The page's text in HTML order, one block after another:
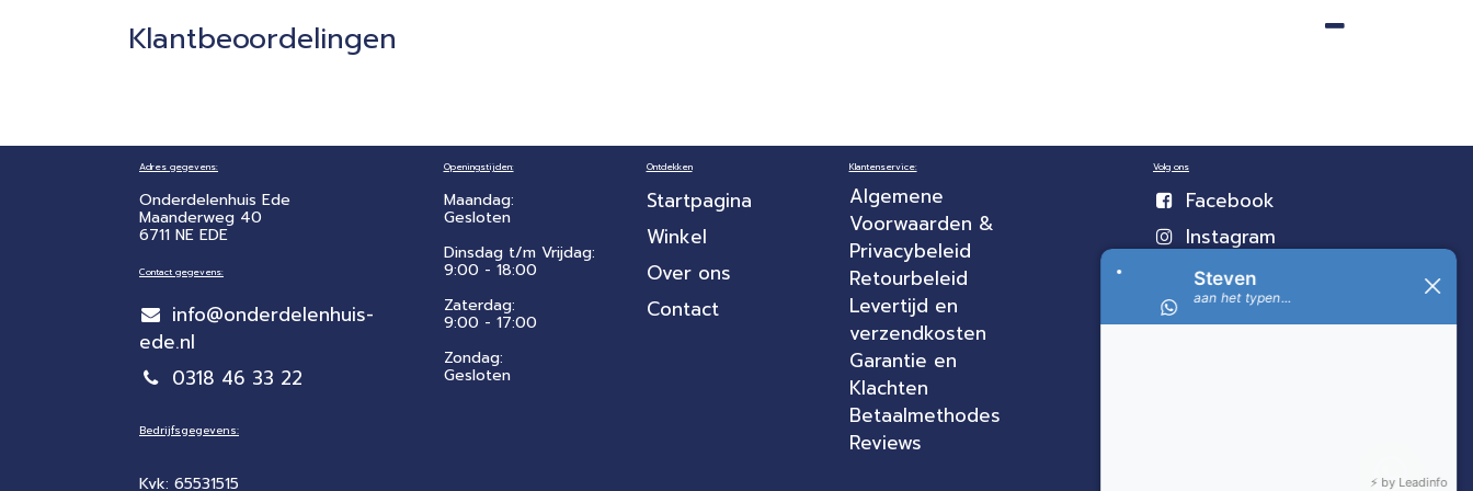
Klantbeoordelingen
Adres gegevens:
Onderdelenhuis Ede
Maanderweg 40
6711 NE EDE
Contact gegevens:
info@onderdelenhuis-
ede.nl
0318 46 33 22
Bedrijfsgegevens:
Kvk: 65531515
Openingstijden:
Maandag:
Gesloten
Dinsdag t/m Vrijdag:
9:00 - 18:00
Zaterdag:
​9:00 - 17:00
Zondag:
Gesloten
Ontdekken
Startpagina
Winkel
Over ons
Contact
Klantenservice:
Algemene
Voorwaarden &
Privacybeleid
Retourbeleid
Levertijd en
verzendkosten
Garantie en
Klachten
Betaalmethodes
Reviews
Volg ons
Facebook
Instagram